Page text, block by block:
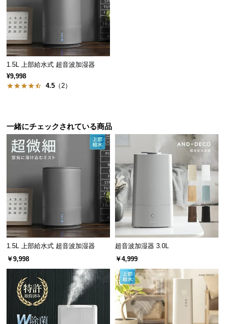
路
に
つ
い
て
返
ン
セ
ル
て
保
証
に
つ
い
て
会
員
1.5L 上部給水式 超音波加湿器
¥9,998
4.5 （2）
一緒にチェックされている商品
1.5L 上部給水式 超音波加湿器
￥9,998
超音波加湿器 3.0L
￥4,999